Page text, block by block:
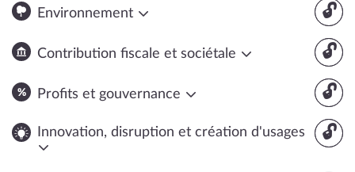
🔓
Environnement
🔓
Contribution fiscale et sociétale
🔓
Profits et gouvernance
🔓
Innovation, disruption et création d'usages